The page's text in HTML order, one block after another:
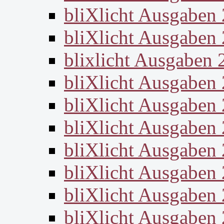
bliXlicht Ausgaben
bliXlicht Ausgaben
blixlicht Ausgaben
bliXlicht Ausgaben
bliXlicht Ausgaben
bliXlicht Ausgaben
bliXlicht Ausgaben
bliXlicht Ausgaben
bliXlicht Ausgaben
bliXlicht Ausgaben